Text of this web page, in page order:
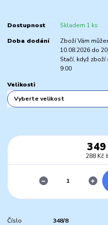
Dostupnost Skladem 1 ks
Doba dodání
Zboží Vám
10.08.2026 do
Stačí, když
9:00
Velikosti
349
288 Kč
Číslo
348/8